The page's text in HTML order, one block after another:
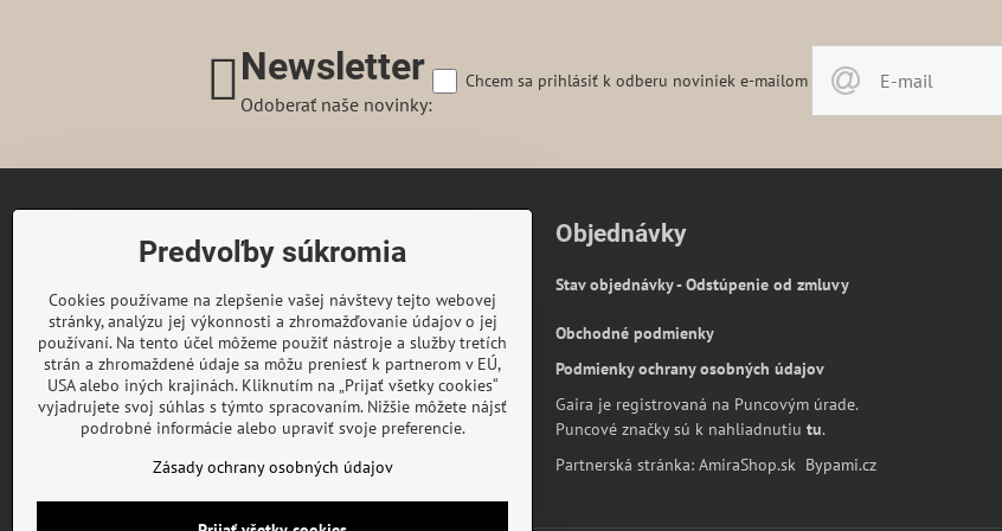
Newsletter
Odoberať naše novinky:
Chcem sa prihlásiť k odberu noviniek e-mailom
74253 Kunín 348
Telefon:+420 722 716 300
E-mail:objednavky@gaira.sk
© GAIRA® Copyright by Gairaca s.r.o.
All rights reserved
Objednávky
Stav objednávky - Odstúpenie od zmluvy
Obchodné podmienky
Podmienky ochrany osobných údajov
Gaira je registrovaná na Puncovým úrade.
Puncové značky sú k nahliadnutiu tu.
Partnerská stránka: AmiraShop.sk Bypami.cz
Predvoľby súkromia
Cookies používame na zlepšenie vašej návštevy tejto webovej
stránky, analýzu jej výkonnosti a zhromažďovanie údajov o jej
používaní. Na tento účel môžeme použiť nástroje a služby tretích
strán a zhromaždené údaje sa môžu preniesť k partnerom v EÚ,
USA alebo iných krajinách. Kliknutím na „Prijať všetky cookies“
vyjadrujete svoj súhlas s týmto spracovaním. Nižšie môžete nájsť
podrobné informácie alebo upraviť svoje preferencie.
Zásady ochrany osobných údajov